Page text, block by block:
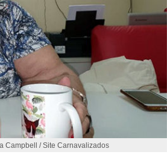
Campbell / Site Carnavalizados